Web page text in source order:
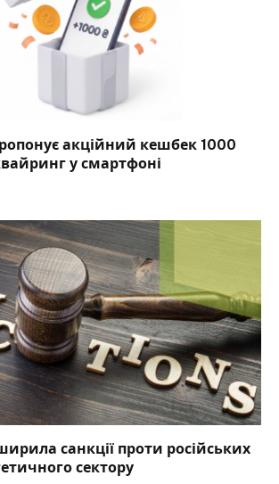
акційний кешбек 1000
у смартфоні
санкції проти російських
сектору